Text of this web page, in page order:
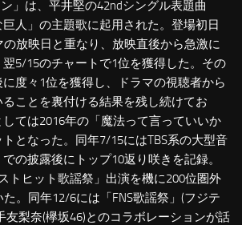
」は、平井堅の42ndシングル表題曲
人」の主題歌に起用された。登場初日
放映日と重なり、放映直後から急激に
5/15のチャートで1位を獲得した。その
度々1位を獲得し、ドラマの視聴者から
ことを裏付ける結果を残し続けてお
ては2016年の「魔法って言っていいか
となった。同年7/15にはTBS系の大型音
の披露後にトップ10返り咲きを記録。
トヒット歌謡祭」出演を機に200位圏外
。同年12/6には「FNS歌謡祭」(フジテ
友梨奈(欅坂46)とのコラボレーションが話